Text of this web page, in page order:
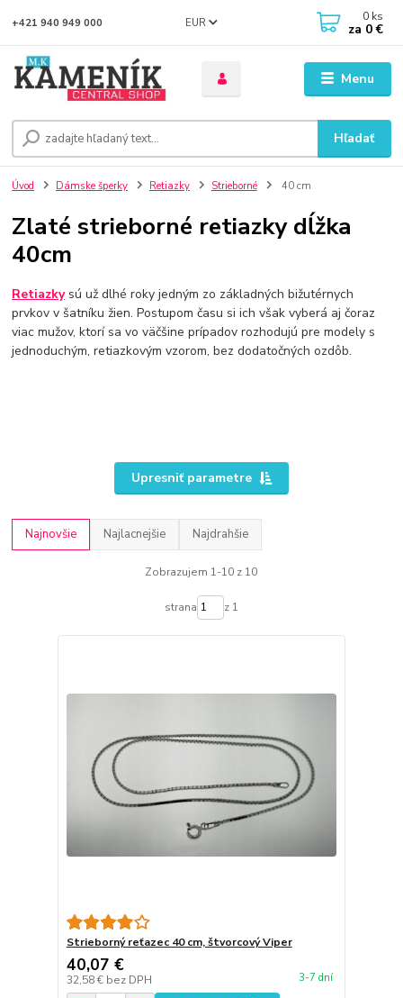
Menu
EUR
Hľadať
+421 940 949 000 0 ks
za 0 €
Úvod Dámske šperky Retiazky Strieborné 40 cm
Zlaté strieborné retiazky dĺžka
40cm
Retiazkysú už dlhé roky jedným zo základných bižutérnych
prvkov v šatníku žien. Postupom času si ich však vyberá aj čoraz
viac mužov, ktorí sa vo väčšine prípadov rozhodujú pre modely s
jednoduchým, retiazkovým vzorom, bez dodatočných ozdôb.
Upresniť parametre
Najnovšie Najlacnejšie Najdrahšie
Zobrazujem 1-10 z 10
strana z 1
Strieborný reťazec 40 cm, štvorcový Viper
40,07 €
32,58 € bez DPH 3-7 dní